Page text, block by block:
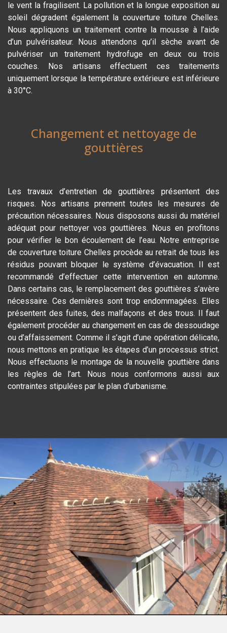
le vent la fragilisent. La pollution et la longue exposition au
soleil dégradent également la couverture toiture Chelles.
Nous appliquons un traitement contre la mousse à l’aide
d’un pulvérisateur. Nous attendons qu’il sèche avant de
pulvériser un traitement hydrofuge en deux ou trois
couches. Nos artisans effectuent ces traitements
uniquement lorsque la température extérieure est inférieure
à 30°C.
Changement et nettoyage de
gouttières
Les travaux d’entretien de gouttières présentent des
risques. Nos artisans prennent toutes les mesures de
précaution nécessaires. Nous disposons aussi du matériel
adéquat pour nettoyer vos gouttières. Nous en profitons
pour vérifier le bon écoulement de l’eau. Notre entreprise
de couverture toiture Chelles procède au retrait de tous les
résidus pouvant bloquer le système d’évacuation. Il est
recommandé d’effectuer cette intervention en automne.
Dans certains cas, le remplacement des gouttières s’avère
nécessaire. Ces dernières sont trop endommagées. Elles
présentent des fuites, des malfaçons et des trous. Il faut
également procéder au changement en cas de dessoudage
ou d’affaissement. Comme il s’agit d’une opération délicate,
nous mettons en pratique les étapes d’un processus strict.
Nous effectuons le montage de la nouvelle gouttière dans
les règles de l’art. Nous nous conformons aussi aux
contraintes stipulées par le plan d’urbanisme.